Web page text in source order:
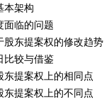
本架构
面临的问题
股东提案权的修改趋势
比较与借鉴
东提案权上的相同点
东提案权上的不同点